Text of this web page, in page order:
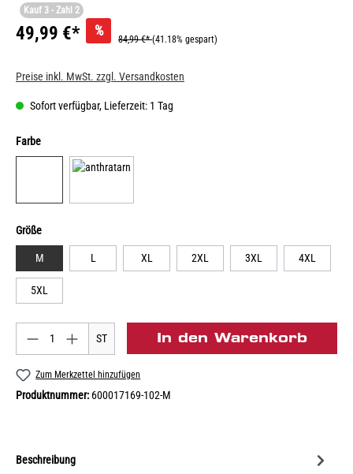
Kauf 3 - Zahl 2
49,99 €* %
84,99 €*(41.18% gespart)
Preise inkl. MwSt. zzgl. Versandkosten
Sofort verfügbar, Lieferzeit: 1 Tag
Farbe
Größe
M L XL 2XL 3XL 4XL
5XL
ST In den Warenkorb
Zum Merkzettel hinzufügen
Produktnummer: 600017169-102-M
Beschreibung